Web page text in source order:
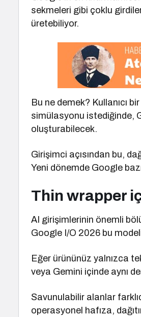
sekmeleri gibi çoklu
üretebiliyor.
Bu ne demek? Kullanıcı
simülasyonu istediğinde,
oluşturabilecek.
Girişimci açısından bu,
Yeni dönemde Google
Thin wrapper
AI girişimlerinin önemli
Google I/O 2026 bu
Eğer ürününüz yalnızca
veya Gemini içinde aynı
Savunulabilir alanlar
operasyonel hafıza,